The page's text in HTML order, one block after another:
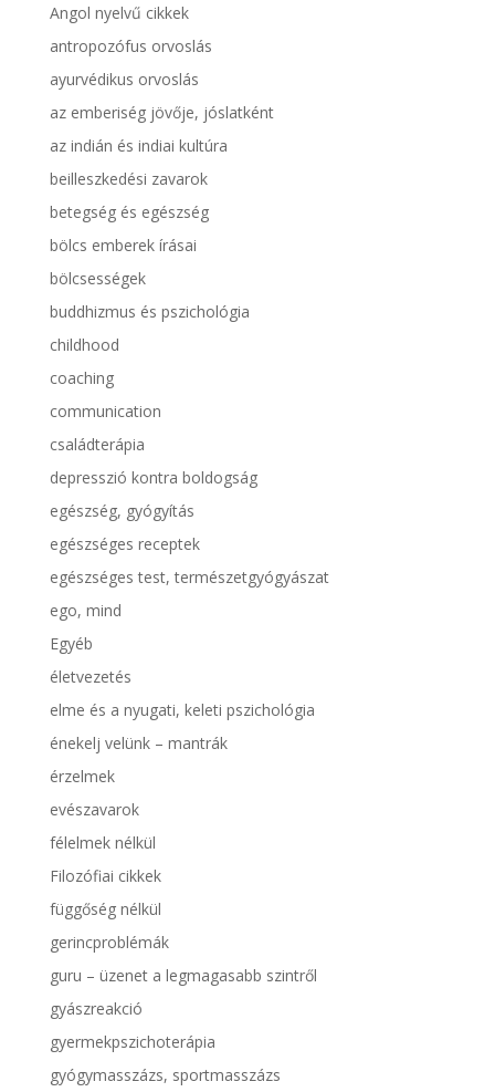
Angol nyelvű cikkek
antropozófus orvoslás
ayurvédikus orvoslás
az emberiség jövője, jóslatként
az indián és indiai kultúra
beilleszkedési zavarok
betegség és egészség
bölcs emberek írásai
bölcsességek
buddhizmus és pszichológia
childhood
coaching
communication
családterápia
depresszió kontra boldogság
egészség, gyógyítás
egészséges receptek
egészséges test, természetgyógyászat
ego, mind
Egyéb
életvezetés
elme és a nyugati, keleti pszichológia
énekelj velünk – mantrák
érzelmek
evészavarok
félelmek nélkül
Filozófiai cikkek
függőség nélkül
gerincproblémák
guru – üzenet a legmagasabb szintről
gyászreakció
gyermekpszichoterápia
gyógymasszázs, sportmasszázs